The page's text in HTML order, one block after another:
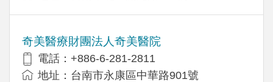
奇美醫療財團法人奇美醫院
電話：+886-6-281-2811
地址：台南市永康區中華路901號